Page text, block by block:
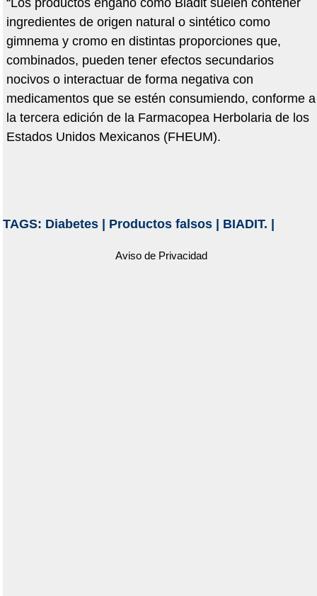
“Los productos engaño como Biadit suelen contener
ingredientes de origen natural o sintético como
gimnema y cromo en distintas proporciones que,
combinados, pueden tener efectos secundarios
nocivos o interactuar de forma negativa con
medicamentos que se estén consumiendo, conforme a
la tercera edición de la Farmacopea Herbolaria de los
Estados Unidos Mexicanos (FHEUM).
TAGS: Diabetes| Productos falsos| BIADIT.
Aviso de Privacidad